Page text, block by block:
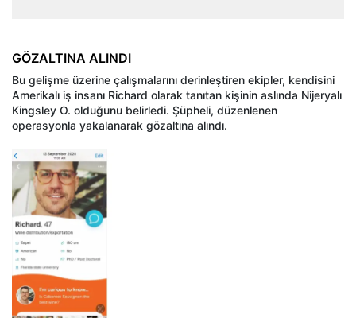
GÖZALTINA ALINDI
Bu gelişme üzerine çalışmalarını derinleştiren ekipler, kendisini
Amerikalı iş insanı Richard olarak tanıtan kişinin aslında Nijeryalı
Kingsley O. olduğunu belirledi. Şüpheli, düzenlenen
operasyonla yakalanarak gözaltına alındı.